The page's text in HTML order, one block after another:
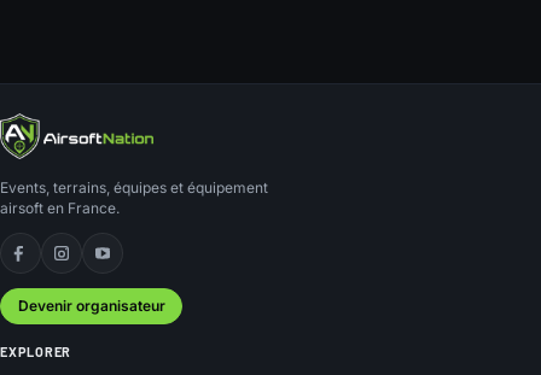
Events, terrains, équipes et équipement
airsoft en France.
Facebook
Instagram
YouTube
Devenir organisateur
EXPLORER